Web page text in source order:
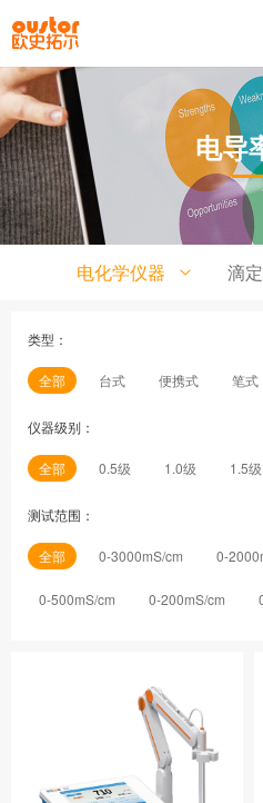
电导
电化学仪器 滴
类型：
全部 台式 便携式 笔式
仪器级别：
全部 0.5级 1.0级 1.5级
测试范围：
全部 0-3000mS/cm 0-
0-500mS/cm 0-200mS/cm